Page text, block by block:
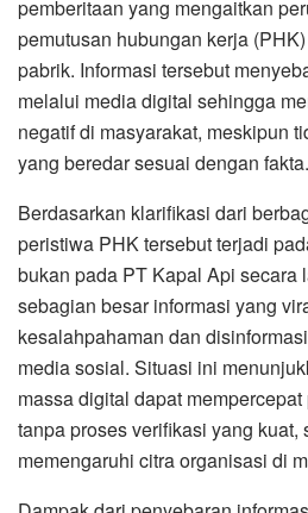
pemberitaan yang mengaitkan
pemutusan hubungan kerja
pabrik. Informasi tersebut
melalui media digital sehingga
negatif di masyarakat, meskipun
yang beredar sesuai dengan fakta.
Berdasarkan klarifikasi dari
peristiwa PHK tersebut terjadi
bukan pada PT Kapal Api secara
sebagian besar informasi yang
kesalahpahaman dan
media sosial. Situasi ini
massa digital dapat
tanpa proses verifikasi yang kuat,
memengaruhi citra organisasi di